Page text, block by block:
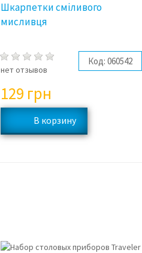
Шкарпетки сміливого
мисливця
нет отзывов
Код: 060542
129 грн